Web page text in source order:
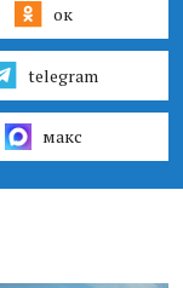
ок
telegram
макс